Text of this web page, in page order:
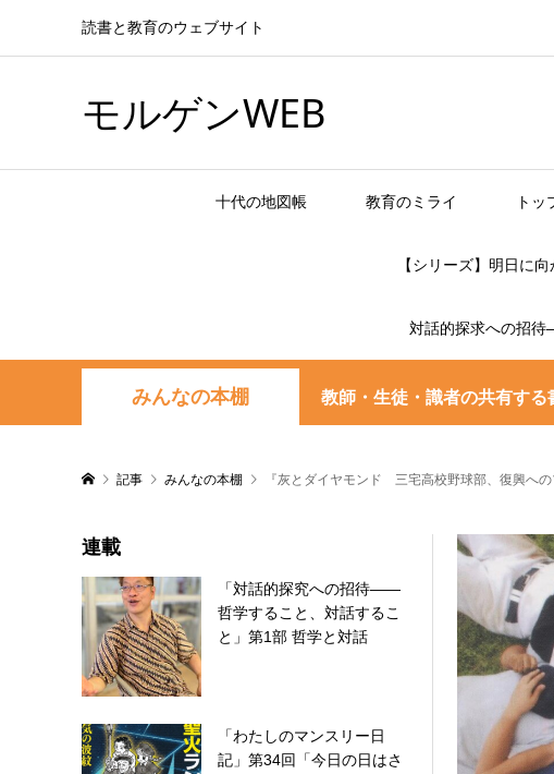
読書と教育のウェブサイト
モルゲンWEB
十代の地図帳 教育のミライ トッ
【シリーズ】明日に
対話的探求への招
みんなの本棚 教師・生徒・識者の共有する
記事 みんなの本棚 『灰とダイヤモンド 三宅高校野球部、復興への
連載
「対話的探究への招待――
哲学すること、対話するこ
と」第1部 哲学と対話
「わたしのマンスリー日
記」第34回「今日の日はさ